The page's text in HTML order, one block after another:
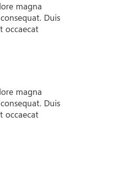
magna
Duis
occaecat
magna
Duis
occaecat